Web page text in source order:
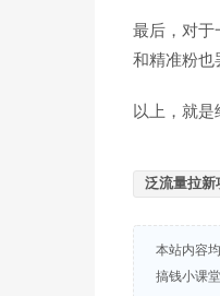
最后，对于
和精准粉也
以上，就是
泛流量拉新
本站内容
搞钱小课堂